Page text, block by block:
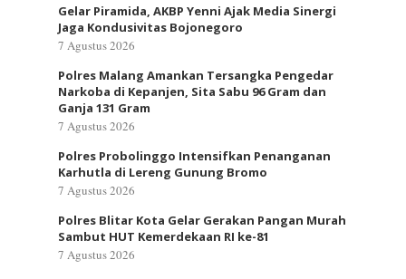
Gelar Piramida, AKBP Yenni Ajak Media Sinergi
Jaga Kondusivitas Bojonegoro
7 Agustus 2026
Polres Malang Amankan Tersangka Pengedar
Narkoba di Kepanjen, Sita Sabu 96 Gram dan
Ganja 131 Gram
7 Agustus 2026
Polres Probolinggo Intensifkan Penanganan
Karhutla di Lereng Gunung Bromo
7 Agustus 2026
Polres Blitar Kota Gelar Gerakan Pangan Murah
Sambut HUT Kemerdekaan RI ke-81
7 Agustus 2026